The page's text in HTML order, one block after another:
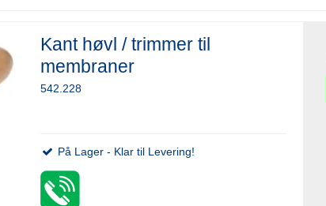
Kant høvl / trimmer til
membraner
542.228
På Lager - Klar til Levering!